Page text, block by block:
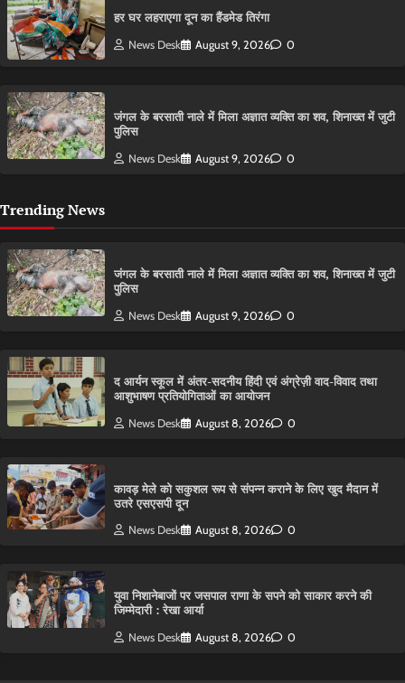
हर घर लहराएगा दून का हैंडमेड तिरंगा
News Desk August 9, 2026 0
​जंगल के बरसाती नाले में मिला अज्ञात व्यक्ति का शव, शिनाख्त में जुटी
पुलिस
News Desk August 9, 2026 0
Trending News
​जंगल के बरसाती नाले में मिला अज्ञात व्यक्ति का शव, शिनाख्त में जुटी
पुलिस
News Desk August 9, 2026 0
द आर्यन स्कूल में अंतर-सदनीय हिंदी एवं अंग्रेज़ी वाद-विवाद तथा
आशुभाषण प्रतियोगिताओं का आयोजन
News Desk August 8, 2026 0
कावड़ मेले को सकुशल रूप से संपन्न कराने के लिए खुद मैदान में
उतरे एसएसपी दून
News Desk August 8, 2026 0
युवा निशानेबाजों पर जसपाल राणा के सपने को साकार करने की
जिम्मेदारी : रेखा आर्या
News Desk August 8, 2026 0